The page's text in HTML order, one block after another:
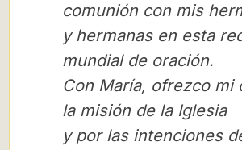
comunión con mis
y hermanas en esta
mundial de oración.
Con María, ofrezco mi
la misión de la Iglesia
y por las intenciones